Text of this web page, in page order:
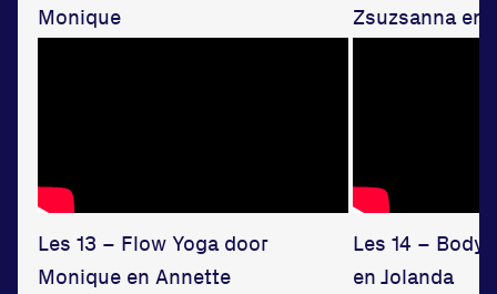
Monique
Zsuzsanna en
Les 13 – Flow Yoga door
Monique en Annette
Les 14 –
en Jolanda